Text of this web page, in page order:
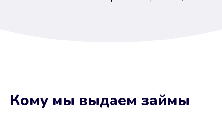
Кому мы выдаем займы